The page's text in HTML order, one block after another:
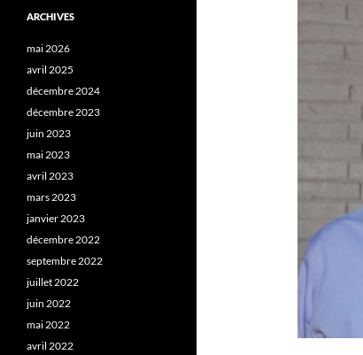
ARCHIVES
mai 2026
avril 2025
décembre 2024
décembre 2023
juin 2023
mai 2023
avril 2023
mars 2023
janvier 2023
décembre 2022
septembre 2022
juillet 2022
juin 2022
mai 2022
avril 2022